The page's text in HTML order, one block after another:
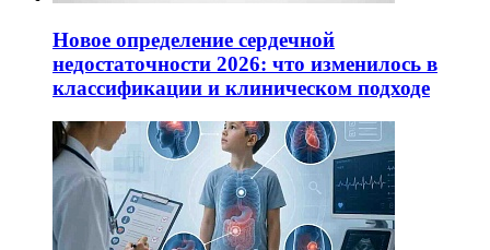
Новое определение сердечной
недостаточности 2026: что изменилось в
классификации и клиническом подходе